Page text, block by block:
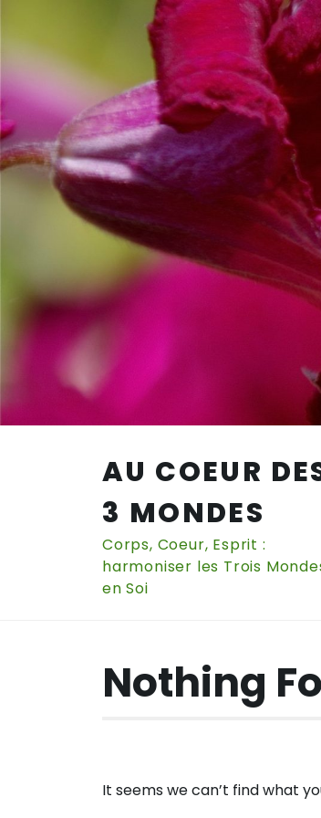
AU COEUR
3 MONDES
Corps, Coeur, Esprit :
harmoniser les Trois
en Soi
Nothing
It seems we can’t find what